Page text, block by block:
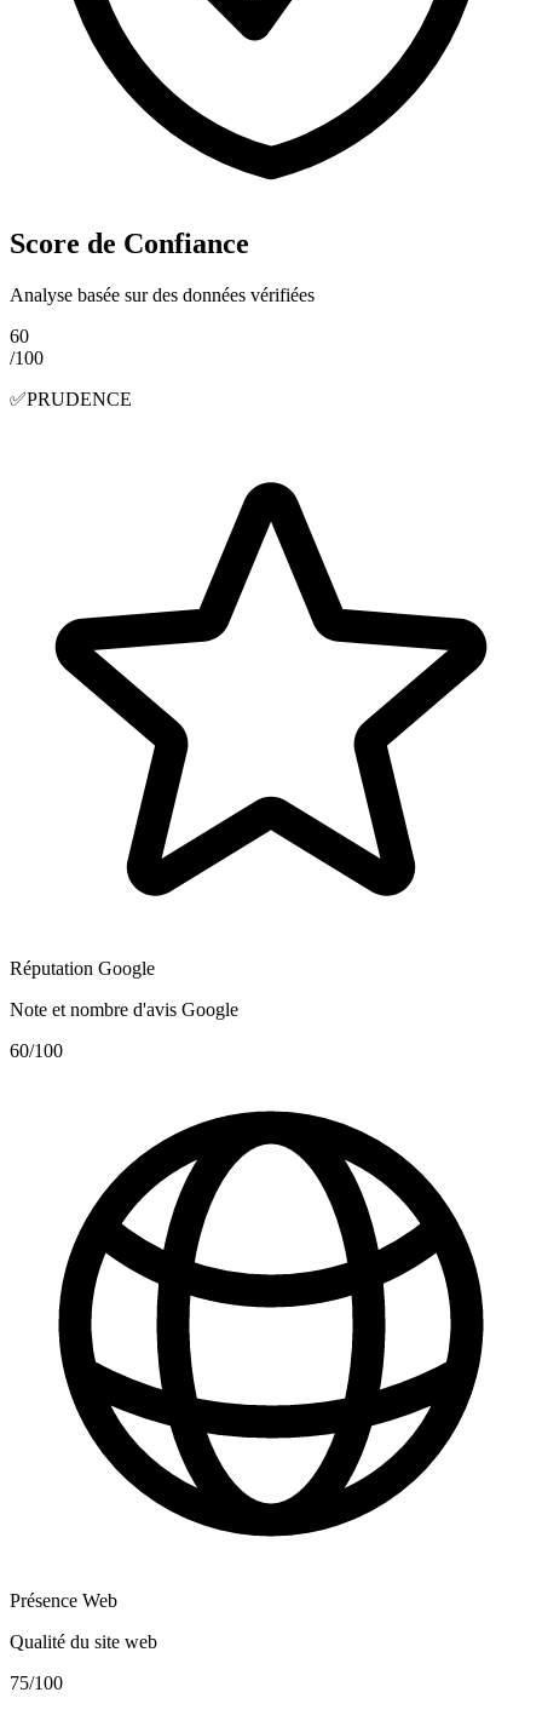
Score de Confiance
Analyse basée sur des données vérifiées
60
/100
✅PRUDENCE
Réputation Google
Note et nombre d'avis Google
60/100
Présence Web
Qualité du site web
75/100